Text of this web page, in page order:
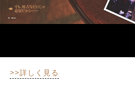
>>詳しく見る